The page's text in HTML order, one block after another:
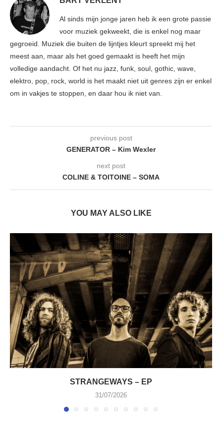
Al sinds mijn jonge jaren heb ik een grote passie
voor muziek gekweekt, die is enkel nog maar
gegroeid. Muziek die buiten de lijntjes kleurt spreekt mij het
meest aan, maar als het goed gemaakt is heeft het mijn
volledige aandacht. Of het nu jazz, funk, soul, gothic, wave,
elektro, pop, rock, world is het maakt niet uit genres zijn er enkel
om in vakjes te stoppen, en daar hou ik niet van.
previous post
GENERATOR – Kim Wexler
next post
COLINE & TOITOINE – SOMA
YOU MAY ALSO LIKE
STRANGEWAYS – EP
31/07/2026